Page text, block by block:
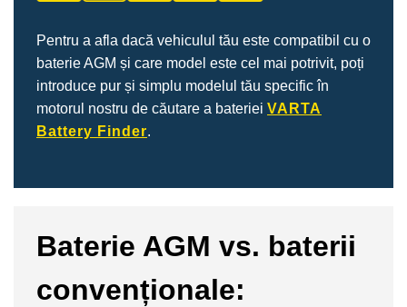
Pentru a afla dacă vehiculul tău este compatibil cu o
baterie AGM și care model este cel mai potrivit, poți
introduce pur și simplu modelul tău specific în
motorul nostru de căutare a bateriei VARTA
Battery Finder.
Baterie AGM vs. baterii
convenționale: